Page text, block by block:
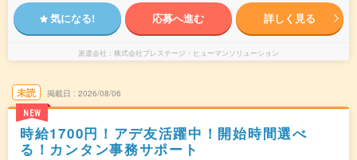
気になる! 応募へ進む 詳しく見る
派遣会社 株式会社プレステージ・ヒューマンソリューション
未読
NEW
掲載日 2026/08/06
時給1700円！アデ友活躍中！開始時間選べ
る！カンタン事務サポート